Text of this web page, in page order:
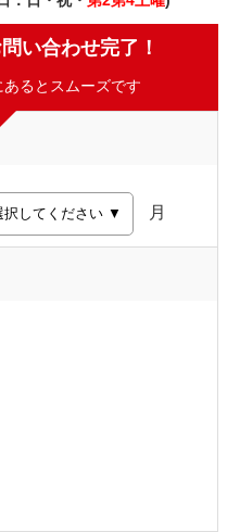
い合わせ完了！
るとスムーズです
月